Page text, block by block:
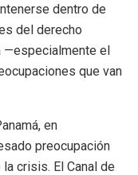
dentro de
del derecho
—especialmente el
que van
en
preocupación
crisis. El Canal de